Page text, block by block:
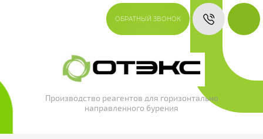
Производство реагентов для горизонтально
направленного бурения
ОБРАТНЫЙ ЗВОНОК